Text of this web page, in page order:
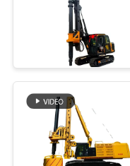
COMPANY
แผนผัง
เว็บไซต์
Waterwill
ปลอกห